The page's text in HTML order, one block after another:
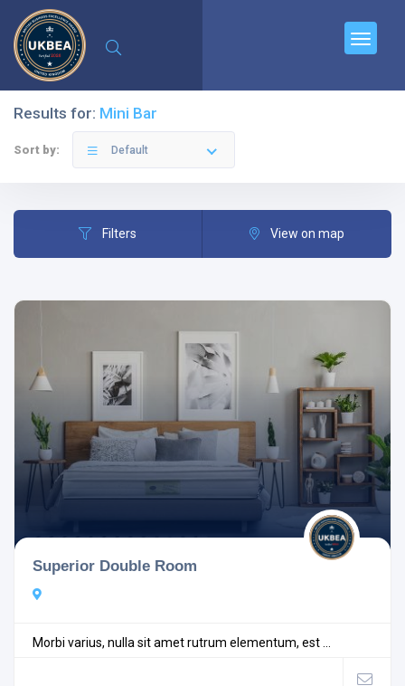
Results for: Mini Bar
Sort by: Default
Filters View on map
Superior Double Room
Morbi varius, nulla sit amet rutrum elementum, est ...